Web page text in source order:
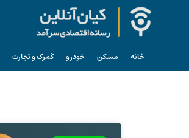
خانه مسکن خودرو گمرک و تجارت